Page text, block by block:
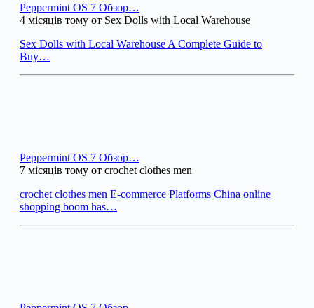
Peppermint OS 7 Обзор…
4 місяців тому от Sex Dolls with Local Warehouse
Sex Dolls with Local Warehouse A Complete Guide to
Buy…
Peppermint OS 7 Обзор…
7 місяців тому от crochet clothes men
crochet clothes men E-commerce Platforms China online
shopping boom has…